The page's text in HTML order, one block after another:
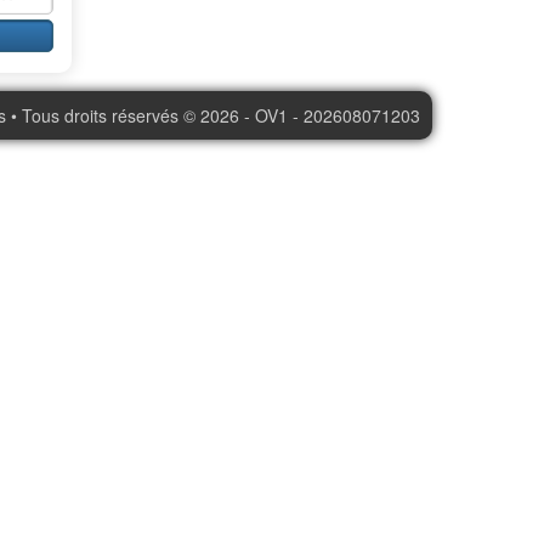
• Tous droits réservés © 2026 - OV1 - 202608071203